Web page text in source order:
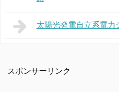
太陽光発電自立系電力
スポンサーリンク